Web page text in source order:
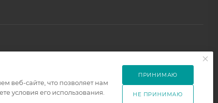
веб-сайте, что позволяет нам
условия его использования.
ПРИНИМАЮ
НЕ ПРИНИМАЮ